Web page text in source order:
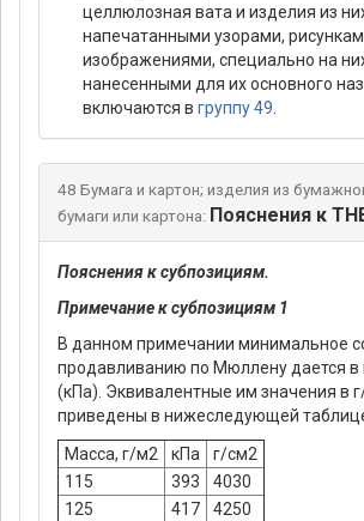
целлюлозная вата и изделия из
напечатанными узорами,
изображениями, специально на
нанесенными для их основного
включаются в группу 49
48 Бумага и картон; изделия из
бумаги или картона: Пояснения к
Пояснения к субпозициям.
Примечание к субпозициям 1
В данном примечании минимальное
продавливанию по Мюллену дается в
(кПа). Эквивалентные им значения в
приведены в нижеследующей
Масса, г/м2
кПа
г/см2
115
393
4030
125
417
4250